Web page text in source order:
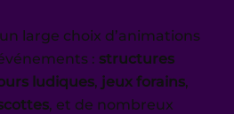
large choix d’animations
: structures
ludiques, jeux forains,
, et de nombreux